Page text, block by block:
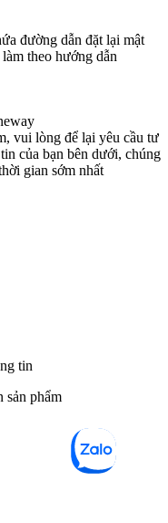
đường dẫn đặt lại mật
theo hướng dẫn
vui lòng để lại yêu cầu tư
của bạn bên dưới, chúng
gian sớm nhất
tin
sản phẩm